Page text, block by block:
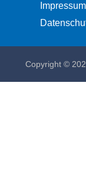
Impressum
Copyright ©